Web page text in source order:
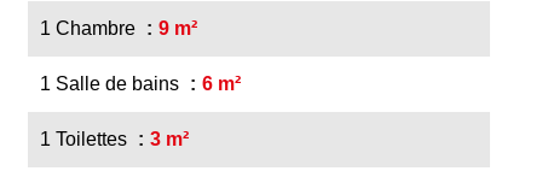
1 Chambre 9 m²
1 Salle de bains 6 m²
1 Toilettes 3 m²